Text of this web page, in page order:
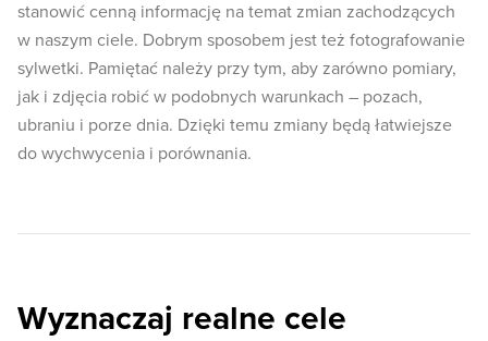
stanowić cenną informację na temat zmian zachodzących
w naszym ciele. Dobrym sposobem jest też fotografowanie
sylwetki. Pamiętać należy przy tym, aby zarówno pomiary,
jak i zdjęcia robić w podobnych warunkach – pozach,
ubraniu i porze dnia. Dzięki temu zmiany będą łatwiejsze
do wychwycenia i porównania.
Wyznaczaj realne cele